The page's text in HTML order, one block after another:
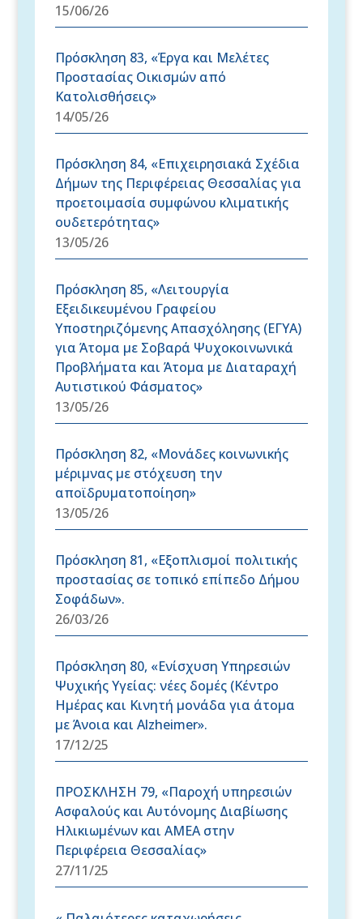
15/06/26
Πρόσκληση 83, «Έργα και Μελέτες
Προστασίας Οικισμών από
Κατολισθήσεις»
14/05/26
Πρόσκληση 84, «Επιχειρησιακά Σχέδια
Δήμων της Περιφέρειας Θεσσαλίας για
προετοιμασία συμφώνου κλιματικής
ουδετερότητας»
13/05/26
Πρόσκληση 85, «Λειτουργία
Εξειδικευμένου Γραφείου
Υποστηριζόμενης Απασχόλησης (ΕΓΥΑ)
για Άτομα με Σοβαρά Ψυχοκοινωνικά
Προβλήματα και Άτομα με Διαταραχή
Αυτιστικού Φάσματος»
13/05/26
Πρόσκληση 82, «Μονάδες κοινωνικής
μέριμνας με στόχευση την
αποϊδρυματοποίηση»
13/05/26
Πρόσκληση 81, «Εξοπλισμοί πολιτικής
προστασίας σε τοπικό επίπεδο Δήμου
Σοφάδων».
26/03/26
Πρόσκληση 80, «Ενίσχυση Υπηρεσιών
Ψυχικής Υγείας: νέες δομές (Κέντρο
Ημέρας και Κινητή μονάδα για άτομα
με Άνοια και Alzheimer».
17/12/25
ΠΡΟΣΚΛΗΣΗ 79, «Παροχή υπηρεσιών
Ασφαλούς και Αυτόνομης Διαβίωσης
Ηλικιωμένων και ΑΜΕΑ στην
Περιφέρεια Θεσσαλίας»
27/11/25